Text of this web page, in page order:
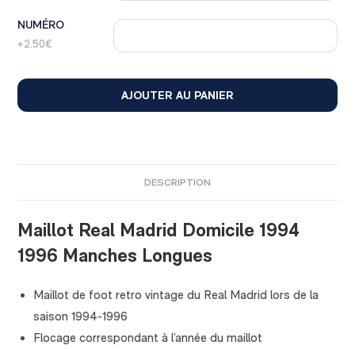
NUMÉRO
+2.50€
AJOUTER AU PANIER
DESCRIPTION
Maillot Real Madrid Domicile 1994
1996 Manches Longues
Maillot de foot retro vintage du Real Madrid lors de la
saison 1994-1996
Flocage correspondant à l’année du maillot